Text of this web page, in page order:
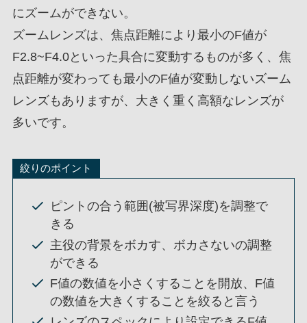
にズームができない。
ズームレンズは、焦点距離により最小のF値が
F2.8~F4.0といった具合に変動するものが多く、焦
点距離が変わっても最小のF値が変動しないズーム
レンズもありますが、大きく重く高額なレンズが
多いです。
絞りのポイント
ピントの合う範囲(被写界深度)を調整で
きる
主役の背景をボカす、ボカさないの調整
ができる
F値の数値を小さくすることを開放、F値
の数値を大きくすることを絞ると言う